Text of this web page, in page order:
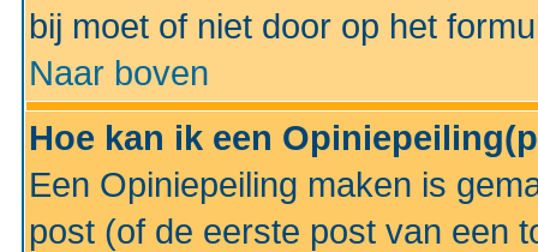
bij moet of niet door op het
Naar boven
Hoe kan ik een
Een Opiniepeiling maken is
post (of de eerste post van een